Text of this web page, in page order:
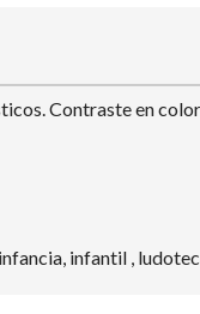
Contraste en
infantil ,